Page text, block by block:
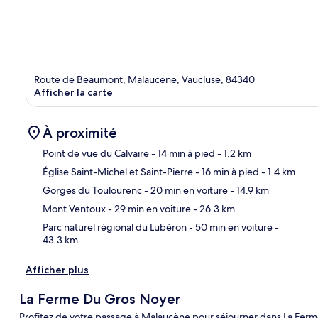
Route de Beaumont, Malaucene, Vaucluse, 84340
Afficher la carte
À proximité
Point de vue du Calvaire- 14 min à pied - 1.2 km
Église Saint-Michel et Saint-Pierre- 16 min à pied - 1.4 km
Gorges du Toulourenc- 20 min en voiture- 14.9 km
Mont Ventoux- 29 min en voiture- 26.3 km
Parc naturel régional du Lubéron- 50 min en voiture-
43.3 km
Afficher plus
La Ferme Du Gros Noyer